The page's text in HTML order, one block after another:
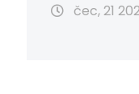
čec, 21